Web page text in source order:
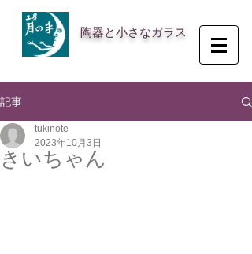
陶器と小さなガラス
記事
きいちゃん
tukinote
2023年10月3日